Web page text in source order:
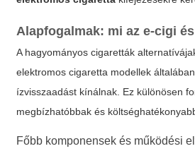
Alapfogalmak: mi az e-cigi
A hagyományos cigaretták
elektromos cigaretta modellek
ízvisszaadást kínálnak. Ez különösen
megbízhatóbbak és
Főbb komponensek és működési